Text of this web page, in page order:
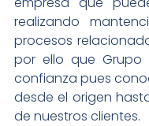
realizando
procesos
por ello que Grupo
confianza pues
desde el origen
de nuestros clientes.